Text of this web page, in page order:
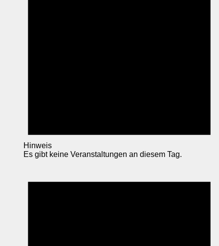
Hinweis
Es gibt keine Veranstaltungen an diesem Tag.